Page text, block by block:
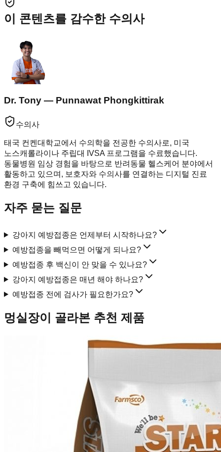
이 콘텐츠를 감수한 수의사
Dr. Tony — Punnawat Phongkittirak
수의사
태국 컨켄대학교에서 수의학을 전공한 수의사로, 미국
노스캐롤라이나 주립대 IVSA 프로그램을 수료했습니다.
동물병원 임상 경험을 바탕으로 반려동물 헬스케어 분야에서
활동하고 있으며, 보호자와 수의사를 연결하는 디지털 진료
환경 구축에 힘쓰고 있습니다.
자주 묻는 질문
강아지 예방접종은 언제부터 시작하나요?
예방접종을 빼먹으면 어떻게 되나요?
예방접종 후 백신이 안 맞을 수 있나요?
강아지 예방접종은 매년 해야 하나요?
예방접종 전에 검사가 필요한가요?
멍실장이 골라본 추천 제품